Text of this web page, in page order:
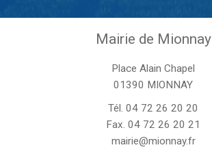
Mairie de Mionnay
Place Alain Chapel
01390 MIONNAY
Tél. 04 72 26 20 20
Fax. 04 72 26 20 21
mairie@mionnay.fr